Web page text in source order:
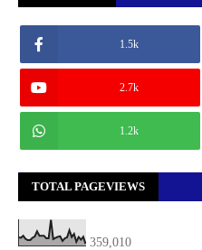
1.5k
2.7k
1.2k
TOTAL PAGEVIEWS
359,010